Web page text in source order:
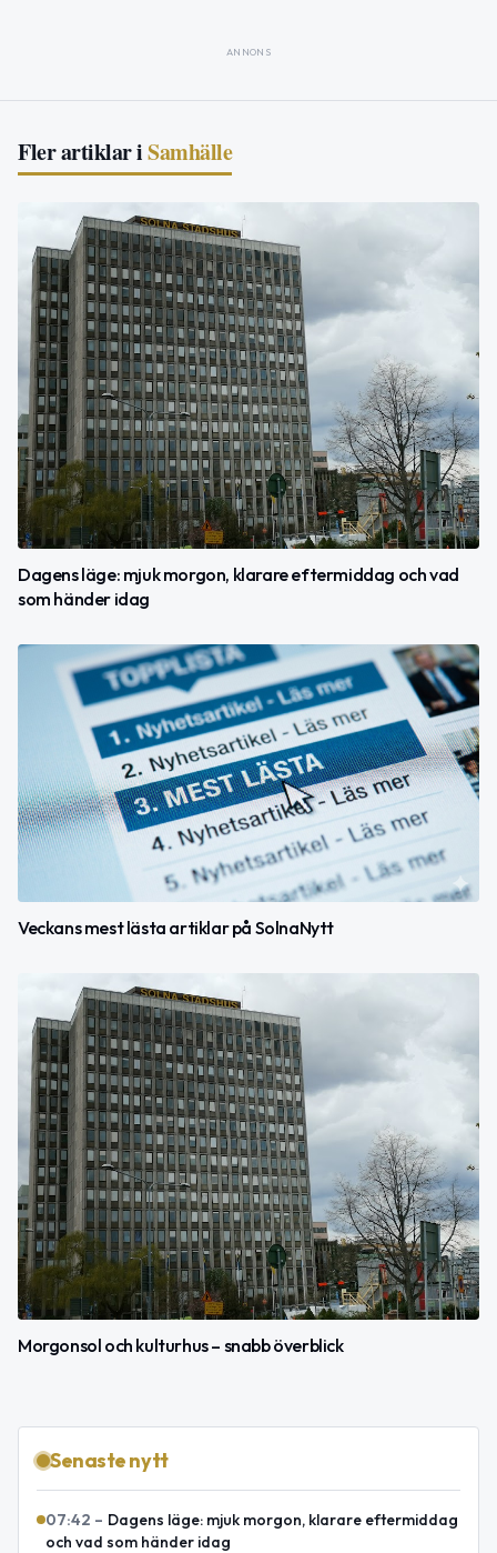
ANNONS
Fler artiklar iSamhälle
Dagens läge: mjuk morgon, klarare eftermiddag och vad
som händer idag
Veckans mest lästa artiklar på SolnaNytt
Morgonsol och kulturhus – snabb överblick
Senaste nytt
07:42 – Dagens läge: mjuk morgon, klarare eftermiddag
och vad som händer idag